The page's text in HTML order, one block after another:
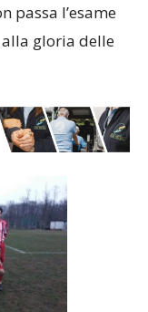
passa l’esame
alla gloria delle